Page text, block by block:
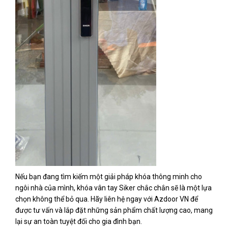
Nếu bạn đang tìm kiếm một giải pháp khóa thông minh cho
ngôi nhà của mình, khóa vân tay Siker chắc chắn sẽ là một lựa
chọn không thể bỏ qua. Hãy liên hệ ngay với Azdoor VN để
được tư vấn và lắp đặt những sản phẩm chất lượng cao, mang
lại sự an toàn tuyệt đối cho gia đình bạn.